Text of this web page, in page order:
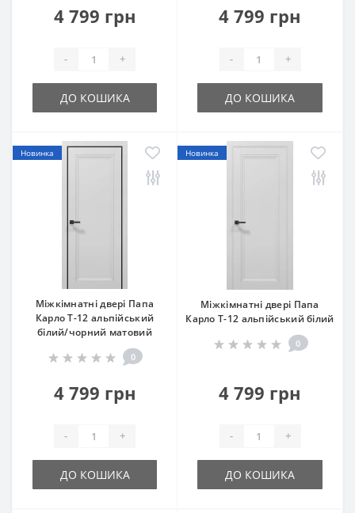
4 799 грн
- +
ДО КОШИКА
4 799 грн
- +
ДО КОШИКА
Новинка
Міжкімнатні двері Папа
Карло T-12 альпійський
білий/чорний матовий
0
4 799 грн
- +
ДО КОШИКА
Новинка
Міжкімнатні двері Папа
Карло T-12 альпійський білий
0
4 799 грн
- +
ДО КОШИКА